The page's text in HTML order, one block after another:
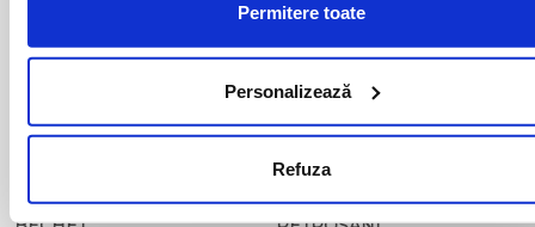
Permitere toate
Personalizează
Refuza
BAIA MARE
BALS-IS
BARLAD
NUSFALAU
OLTENITA
ORADEA
ORSOVA
PERICEI
PERISOR